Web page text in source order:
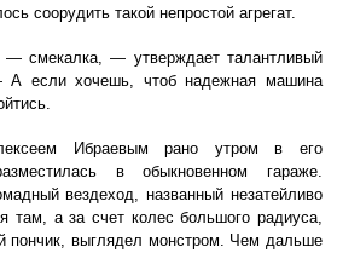
соорудить такой непростой агрегат.
смекалка, — утверждает талантливый
А если хочешь, чтоб надежная машина
Ибраевым рано утром в его
в обыкновенном гараже.
вездеход, названный незатейливо
там, а за счет колес большого радиуса,
пончик, выглядел монстром. Чем дальше